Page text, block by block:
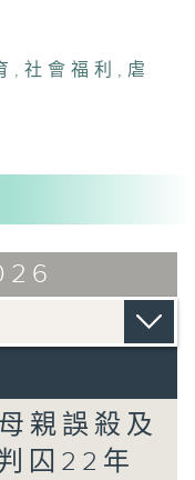
,社會福利 , 虐
親誤殺及
囚22年